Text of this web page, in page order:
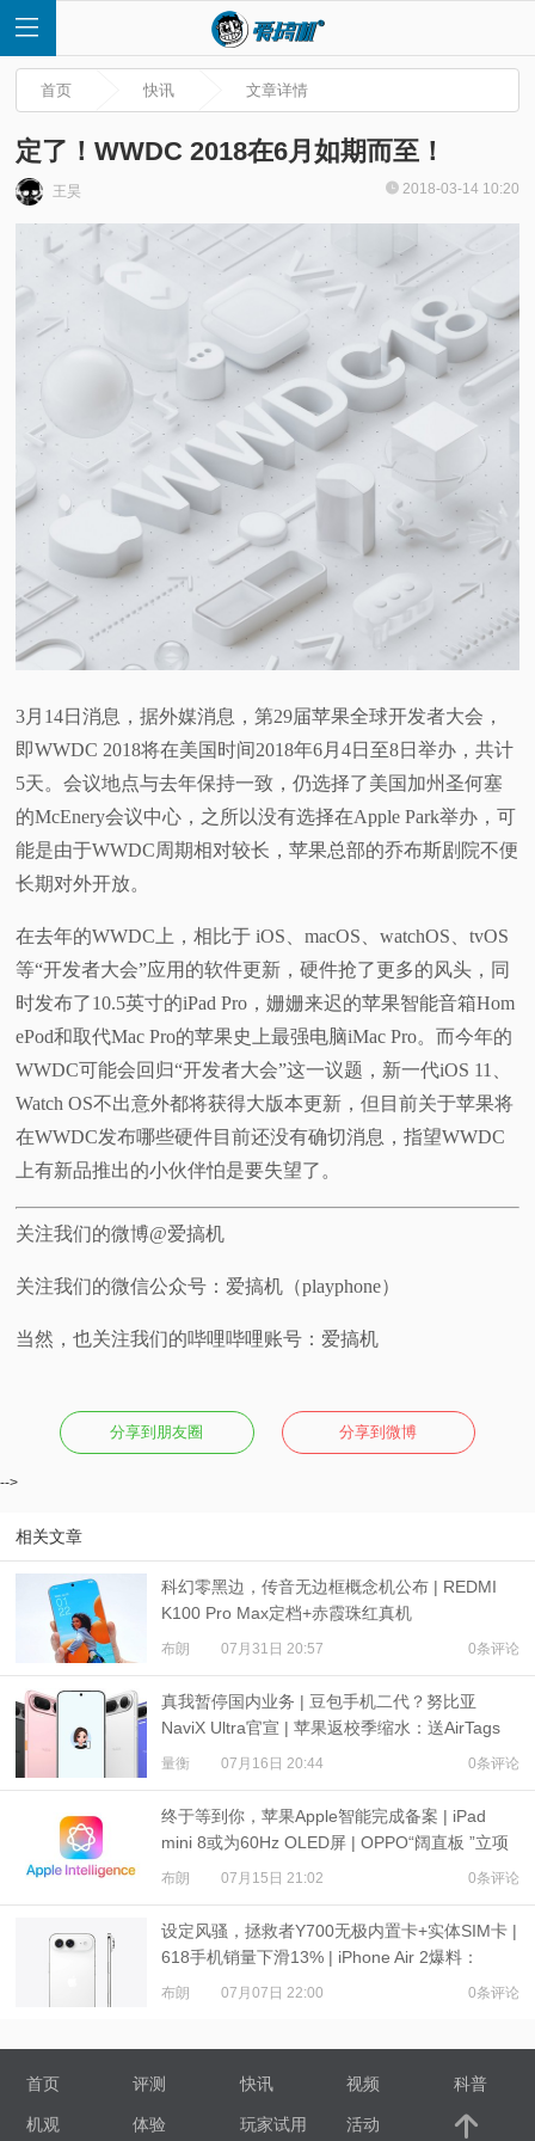
测
视
频
普
体
验
专
题
首页 快讯 文章详情
定了！WWDC 2018在6月如期而至！
王昊 2018-03-14 10:20
3月14日消息，据外媒消息，第29届苹果全球开发者大会，
即WWDC 2018将在美国时间2018年6月4日至8日举办，共计
5天。会议地点与去年保持一致，仍选择了美国加州圣何塞
的McEnery会议中心，之所以没有选择在Apple Park举办，可
能是由于WWDC周期相对较长，苹果总部的乔布斯剧院不便
长期对外开放。
在去年的WWDC上，相比于 iOS、macOS、watchOS、tvOS
等“开发者大会”应用的软件更新，硬件抢了更多的风头，同
时发布了10.5英寸的iPad Pro，姗姗来迟的苹果智能音箱Hom
ePod和取代Mac Pro的苹果史上最强电脑iMac Pro。而今年的
WWDC可能会回归“开发者大会”这一议题，新一代iOS 11、
Watch OS不出意外都将获得大版本更新，但目前关于苹果将
在WWDC发布哪些硬件目前还没有确切消息，指望WWDC
上有新品推出的小伙伴怕是要失望了。
关注我们的微博@爱搞机
关注我们的微信公众号：爱搞机（playphone）
当然，也关注我们的哔哩哔哩账号：爱搞机
分享到朋友圈 分享到微博
-->
相关文章
科幻零黑边，传音无边框概念机公布 | REDMI
K100 Pro Max定档+赤霞珠红真机
布朗 07月31日 20:57 0条评论
真我暂停国内业务 | 豆包手机二代？努比亚
NaviX Ultra官宣 | 苹果返校季缩水：送AirTags
量衡 07月16日 20:44 0条评论
终于等到你，苹果Apple智能完成备案 | iPad
mini 8或为60Hz OLED屏 | OPPO“阔直板 ”立项
布朗 07月15日 21:02 0条评论
设定风骚，拯救者Y700无极内置卡+实体SIM卡 |
618手机销量下滑13% | iPhone Air 2爆料：
3500mAh电池
布朗 07月07日 22:00 0条评论
首页 评测 快讯 视频 科普
机观 体验 玩家试用 活动